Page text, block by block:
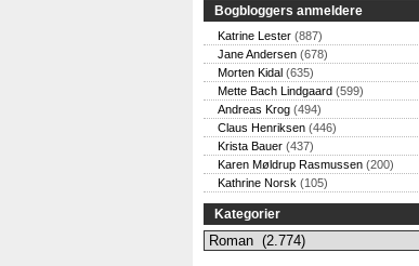
Bogbloggers anmeldere
Katrine Lester (887)
Jane Andersen (678)
Morten Kidal (635)
Mette Bach Lindgaard (599)
Andreas Krog (494)
Claus Henriksen (446)
Krista Bauer (437)
Karen Møldrup Rasmussen (200)
Kathrine Norsk (105)
Kategorier
Kategorier